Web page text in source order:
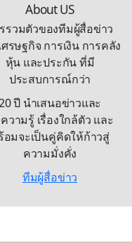
About US
รวมตัวของทีมผู้สื่อข่าว
ศรษฐกิจ การเงิน การคลัง
หุ้น และประกัน ที่มี
ประสบการณ์กว่า
ปี นำเสนอข่าวและ
วามรู้ เรื่องใกล้ตัว และ
อมจะเป็นคู่คิดให้ก้าวสู่
ความมั่งคั่ง
ทีมผู้สื่อข่าว